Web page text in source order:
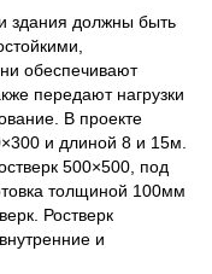
здания должны быть
обеспечивают
передают нагрузки
В проекте
и длиной 8 и 15м.
500×500, под
толщиной 100мм
Ростверк
и